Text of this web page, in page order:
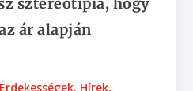
ár alapján
Érdekességek, Hírek,